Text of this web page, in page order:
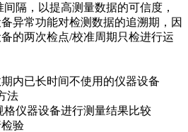
隔，以提高测量数据的可信度，
异常功能对检测数据的追溯期，因
的两次检点/校准周期只检进行运
内已长时间不使用的仪器设备
法
仪器设备进行测量结果比较
验